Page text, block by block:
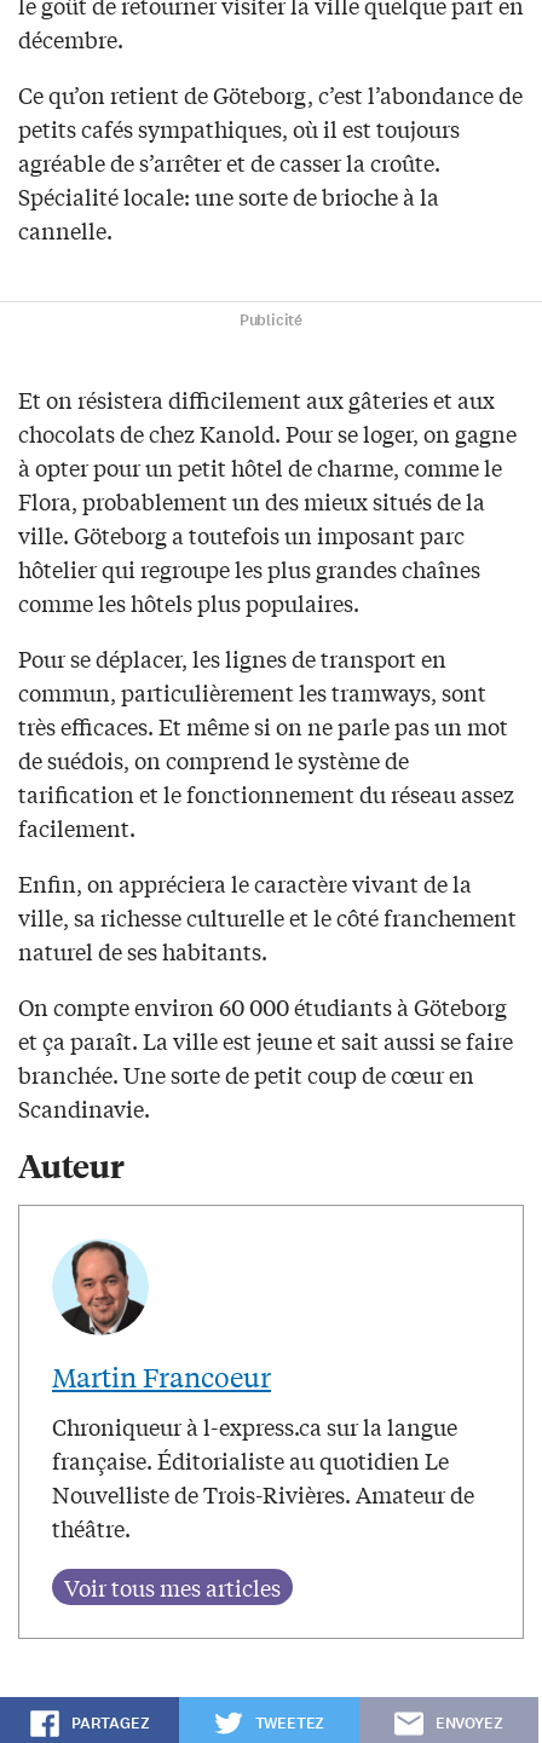
décembre.
Ce qu’on retient de Göteborg, c’est l’abondance de
petits cafés sympathiques, où il est toujours
agréable de s’arrêter et de casser la croûte.
Spécialité locale: une sorte de brioche à la
cannelle.
Publicité
Et on résistera difficilement aux gâteries et aux
chocolats de chez Kanold. Pour se loger, on gagne
à opter pour un petit hôtel de charme, comme le
Flora, probablement un des mieux situés de la
ville. Göteborg a toutefois un imposant parc
hôtelier qui regroupe les plus grandes chaînes
comme les hôtels plus populaires.
Pour se déplacer, les lignes de transport en
commun, particulièrement les tramways, sont
très efficaces. Et même si on ne parle pas un mot
de suédois, on comprend le système de
tarification et le fonctionnement du réseau assez
facilement.
Enfin, on appréciera le caractère vivant de la
ville, sa richesse culturelle et le côté franchement
naturel de ses habitants.
On compte environ 60 000 étudiants à Göteborg
et ça paraît. La ville est jeune et sait aussi se faire
branchée. Une sorte de petit coup de cœur en
Scandinavie.
Auteur
Martin Francoeur
Chroniqueur à l-express.ca sur la langue
française. Éditorialiste au quotidien Le
Nouvelliste de Trois-Rivières. Amateur de
théâtre.
PARTAGEZ TWEETEZ ENVOYEZ